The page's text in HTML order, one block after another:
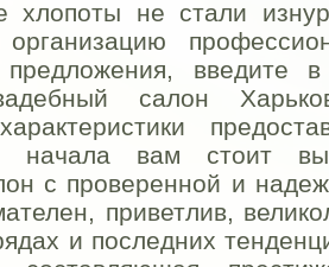
хлопоты не стали
организацию
введите в
салон
начала вам стоит
с проверенной и
приветлив,
и последних